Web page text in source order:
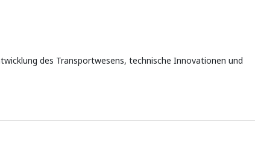
des Transportwesens, technische Innovationen und